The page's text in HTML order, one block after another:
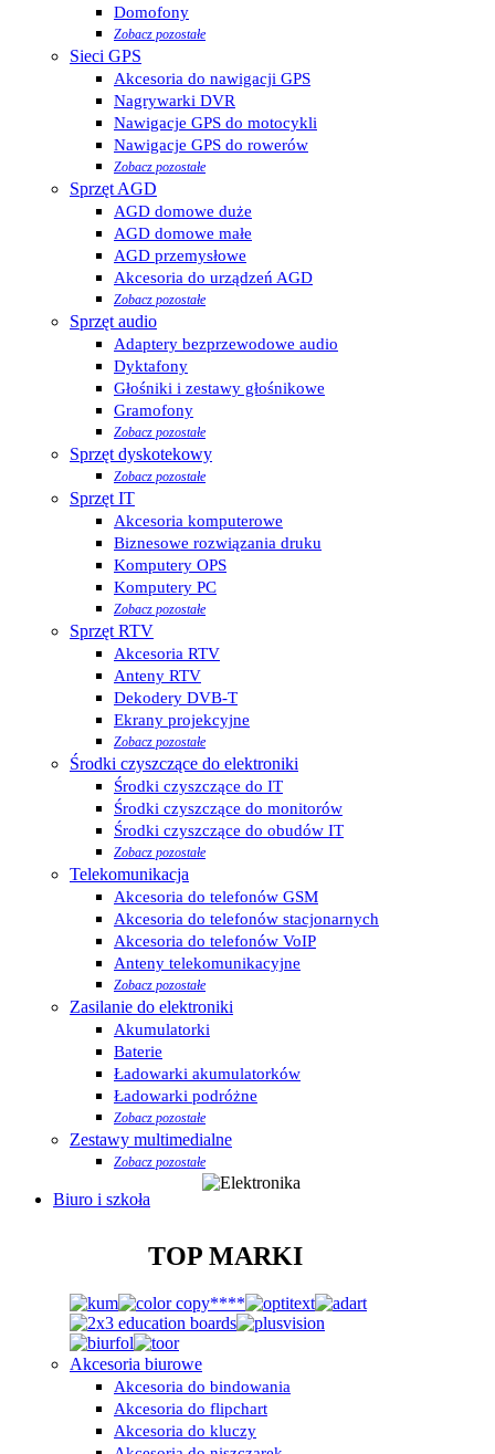
Domofony
Zobacz pozostałe
Sieci GPS
Akcesoria do nawigacji GPS
Nagrywarki DVR
Nawigacje GPS do motocykli
Nawigacje GPS do rowerów
Zobacz pozostałe
Sprzęt AGD
AGD domowe duże
AGD domowe małe
AGD przemysłowe
Akcesoria do urządzeń AGD
Zobacz pozostałe
Sprzęt audio
Adaptery bezprzewodowe audio
Dyktafony
Głośniki i zestawy głośnikowe
Gramofony
Zobacz pozostałe
Sprzęt dyskotekowy
Zobacz pozostałe
Sprzęt IT
Akcesoria komputerowe
Biznesowe rozwiązania druku
Komputery OPS
Komputery PC
Zobacz pozostałe
Sprzęt RTV
Akcesoria RTV
Anteny RTV
Dekodery DVB-T
Ekrany projekcyjne
Zobacz pozostałe
Środki czyszczące do elektroniki
Środki czyszczące do IT
Środki czyszczące do monitorów
Środki czyszczące do obudów IT
Zobacz pozostałe
Telekomunikacja
Akcesoria do telefonów GSM
Akcesoria do telefonów stacjonarnych
Akcesoria do telefonów VoIP
Anteny telekomunikacyjne
Zobacz pozostałe
Zasilanie do elektroniki
Akumulatorki
Baterie
Ładowarki akumulatorków
Ładowarki podróżne
Zobacz pozostałe
Zestawy multimedialne
Zobacz pozostałe
Biuro i szkoła
TOP MARKI
Akcesoria biurowe
Akcesoria do bindowania
Akcesoria do flipchart
Akcesoria do kluczy